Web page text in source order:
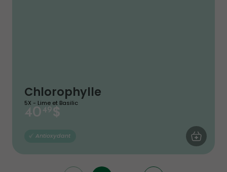
Chlorophylle
5X - Lime et Basilic
40 49$
Antioxydant AJOUTER